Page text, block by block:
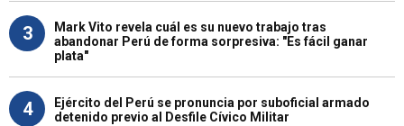
3
Mark Vito revela cuál es su nuevo trabajo tras
abandonar Perú de forma sorpresiva: "Es fácil ganar
plata"
4
Ejército del Perú se pronuncia por suboficial armado
detenido previo al Desfile Cívico Militar